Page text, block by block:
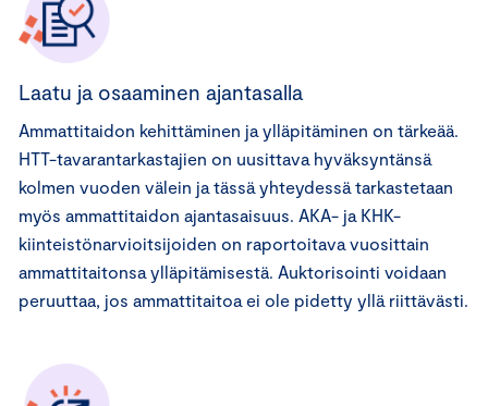
Laatu ja osaaminen ajantasalla
Ammattitaidon kehittäminen ja ylläpitäminen on tärkeää.
HTT-tavarantarkastajien on uusittava hyväksyntänsä
kolmen vuoden välein ja tässä yhteydessä tarkastetaan
myös ammattitaidon ajantasaisuus. AKA- ja KHK-
kiinteistönarvioitsijoiden on raportoitava vuosittain
ammattitaitonsa ylläpitämisestä. Auktorisointi voidaan
peruuttaa, jos ammattitaitoa ei ole pidetty yllä riittävästi.